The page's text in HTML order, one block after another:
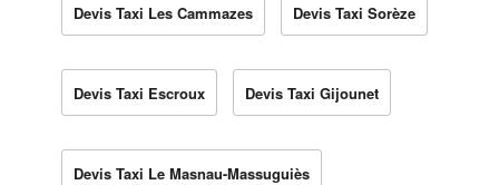
Devis Taxi Les Cammazes Devis Taxi Sorèze
Devis Taxi Escroux Devis Taxi Gijounet
Devis Taxi Le Masnau-Massuguiès